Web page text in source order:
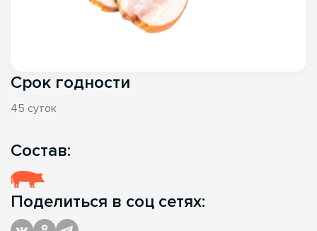
Состав:
Срок годности
45 суток
Поделиться в соц сетях: